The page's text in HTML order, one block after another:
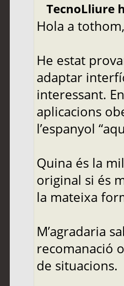
TecnoLliure
Hola a tothom,
He estat
adaptar
interessant.
aplicacions
l’espanyol
Quina és la
original si és
la mateixa
M’agradaria
recomanació
de situacions.